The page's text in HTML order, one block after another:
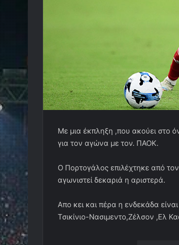
Με μια έκπληξη ,που ακούει στο
για τον αγώνα με τον. ΠΑΟΚ.
Ο Πορτογάλος επιλέχτηκε από
αγωνιστεί δεκαριά η αριστερά.
Απο κει και πέρα η ενδεκάδα
Τσικίνιο-Νασιμεντο,Ζέλσον ,Ελ